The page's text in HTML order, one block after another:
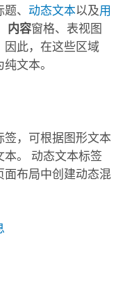
、 动态文本以及用
内容窗格、表视图
因此，在这些区域
文本。
签，可根据图形文本
。 动态文本标签
面布局中创建动态混